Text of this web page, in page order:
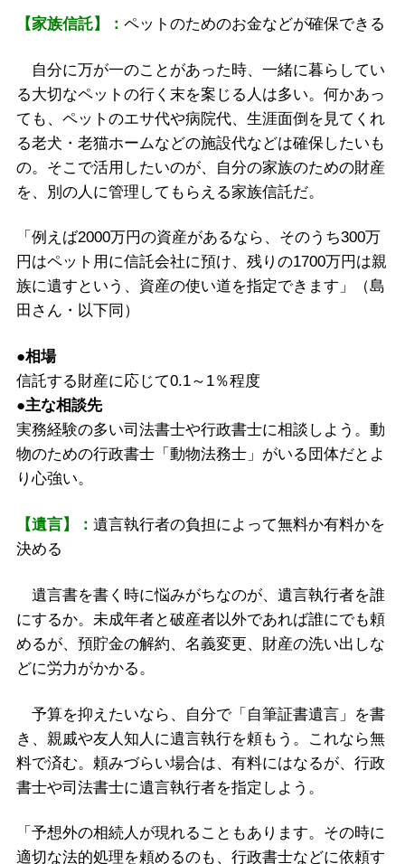
【家族信託】： ペットのためのお金などが確保できる
自分に万が一のことがあった時、一緒に暮らしてい
る大切なペットの行く末を案じる人は多い。何かあっ
ても、ペットのエサ代や病院代、生涯面倒を見てくれ
る老犬・老猫ホームなどの施設代などは確保したいも
の。そこで活用したいのが、自分の家族のための財産
を、別の人に管理してもらえる家族信託だ。
「例えば2000万円の資産があるなら、そのうち300万
円はペット用に信託会社に預け、残りの1700万円は親
族に遺すという、資産の使い道を指定できます」（島
田さん・以下同）
●相場
信託する財産に応じて0.1～1％程度
●主な相談先
実務経験の多い司法書士や行政書士に相談しよう。動
物のための行政書士「動物法務士」がいる団体だとよ
り心強い。
【遺言】： 遺言執行者の負担によって無料か有料かを
決める
遺言書を書く時に悩みがちなのが、遺言執行者を誰
にするか。未成年者と破産者以外であれば誰にでも頼
めるが、預貯金の解約、名義変更、財産の洗い出しな
どに労力がかかる。
予算を抑えたいなら、自分で「自筆証書遺言」を書
き、親戚や友人知人に遺言執行を頼もう。これなら無
料で済む。頼みづらい場合は、有料にはなるが、行政
書士や司法書士に遺言執行者を指定しよう。
「予想外の相続人が現れることもあります。その時に
適切な法的処理を頼めるのも、行政書士などに依頼す